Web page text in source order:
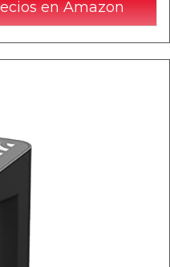
en Amazon